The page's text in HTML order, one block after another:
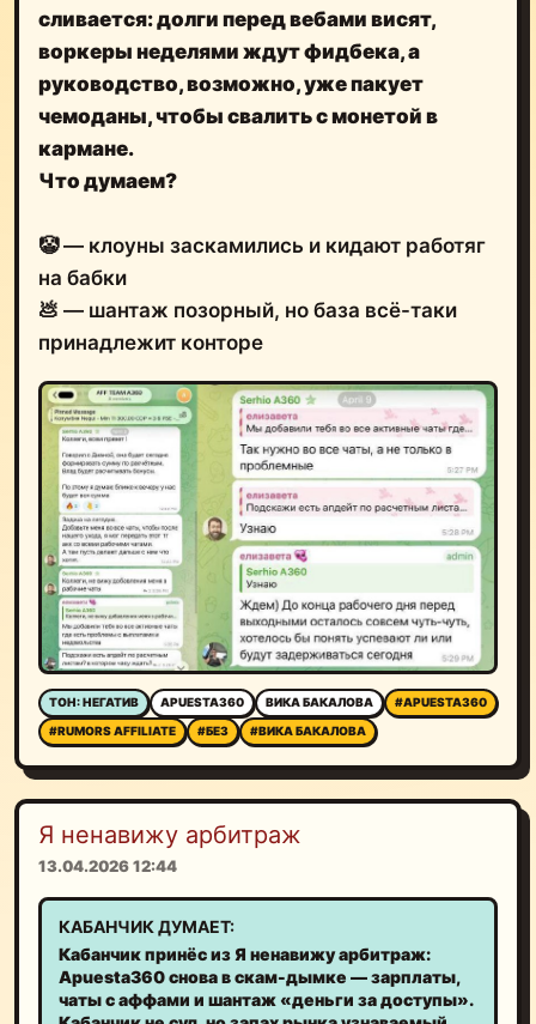
сливается:долги перед вебами висят,
воркеры неделями ждут фидбека, а
руководство, возможно, уже пакует
чемоданы, чтобы свалить с монетой в
кармане.
Что думаем?
🤡 — клоуны заскамились и кидают работяг
на бабки
💩 — шантаж позорный, но база всё-таки
принадлежит конторе
ТОН: НЕГАТИВ APUESTA360 ВИКА БАКАЛОВА
#APUESTA360
#RUMORS AFFILIATE
#БЕЗ #ВИКА БАКАЛОВА
Я ненавижу арбитраж
13.04.2026 12:44
КАБАНЧИК ДУМАЕТ:
Кабанчик принёс из Я ненавижу арбитраж:
Apuesta360 снова в скам-дымке — зарплаты,
чаты с аффами и шантаж «деньги за доступы».